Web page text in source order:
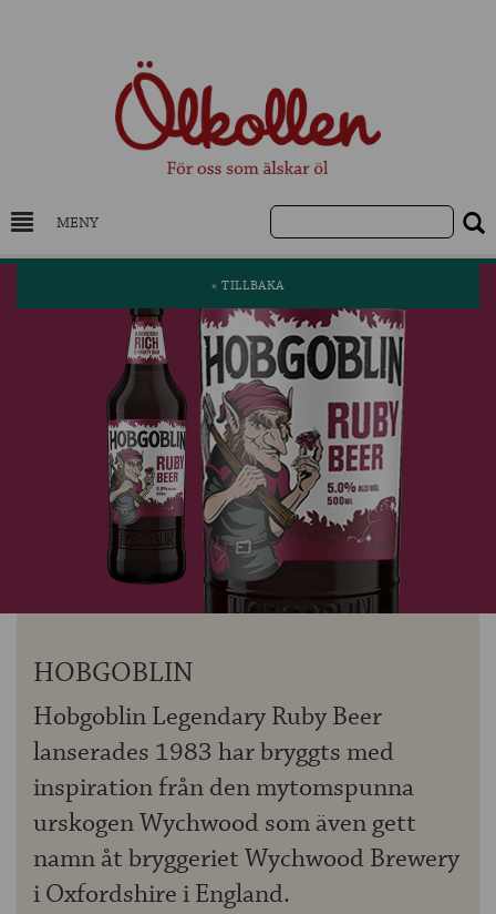
MENY
DRYCKESKUNSKAP
NYHETER
UTVALDA ÖL
UTVALDA CIDER
UTVALDA DESTILLAT
OM ÖLKOLLEN
KONTAKTA OSS
« TILLBAKA
HOBGOBLIN
Hobgoblin Legendary Ruby Beer
lanserades 1983 har bryggts med
inspiration från den mytomspunna
urskogen Wychwood som även gett
namn åt bryggeriet Wychwood Brewery
i Oxfordshire i England.